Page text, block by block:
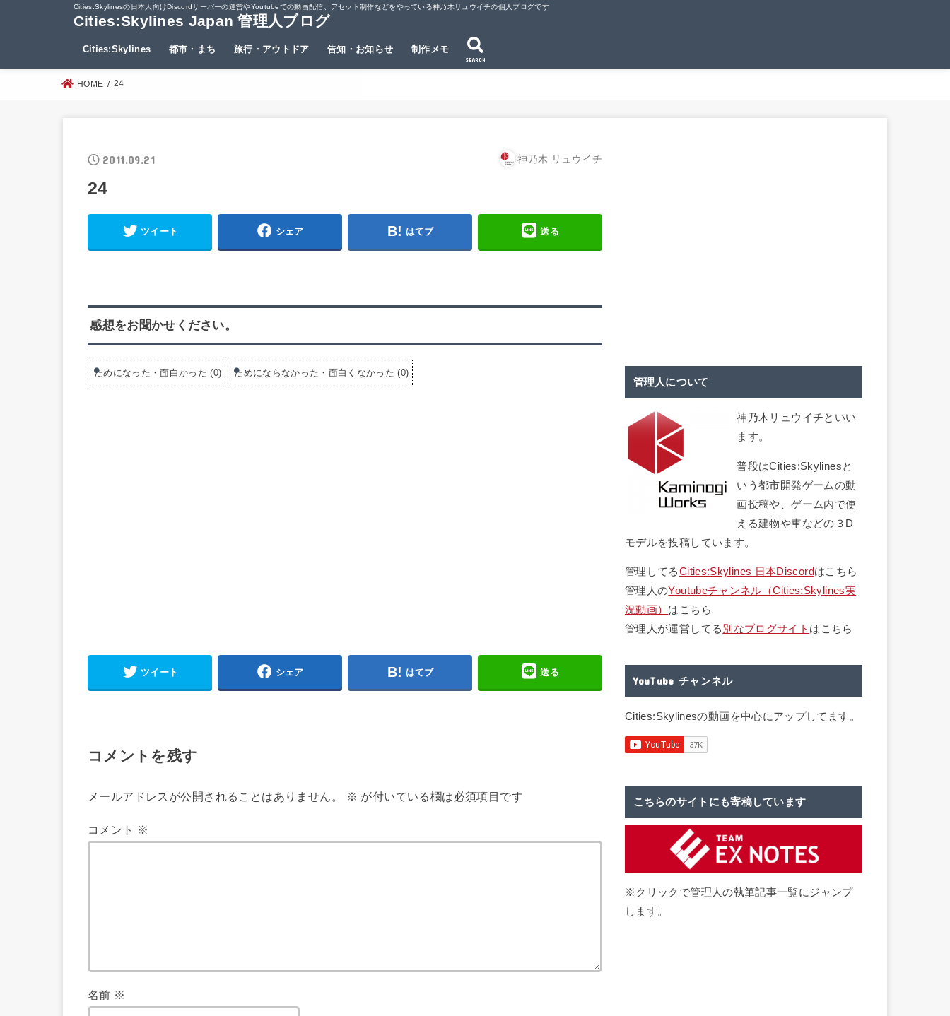
Cities:Skylinesの日本人向けDiscordサーバーの運営やYoutubeでの動画配信、アセット制作などをやっている神乃木リュウイチの個人ブログです
Cities:Skylines Japan 管理人ブログ
Cities:Skylines 都市・まち 旅行・アウトドア 告知・お知らせ 制作メモ
SEARCH
HOME 24
2011.09.21 神乃木 リュウイチ
24
ツイート シェア はてブ 送る
感想をお聞かせください。
ためになった・面白かった (0) ためにならなかった・面白くなかった (0)
ツイート シェア はてブ 送る
コメントを残す
メールアドレスが公開されることはありません。 ※ が付いている欄は必須項目です
コメント ※
名前 ※
管理人について
神乃木リュウイチといい
ます。
普段はCities:Skylinesと
いう都市開発ゲームの動
画投稿や、ゲーム内で使
える建物や車などの３D
モデルを投稿しています。
管理してるCities:Skylines 日本Discordはこちら
管理人のYoutubeチャンネル（Cities:Skylines実
況動画） はこちら
管理人が運営してる別なブログサイト はこちら
YouTube チャンネル
Cities:Skylinesの動画を中心にアップしてます。
こちらのサイトにも寄稿しています
※クリックで管理人の執筆記事一覧にジャンプ
します。